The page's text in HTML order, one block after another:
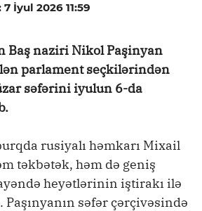
İyul 2026 11:59
Baş naziri Nikol Paşinyan
parlament seçkilərindən
səfərini iyulun 6-da
rusiyalı həmkarı Mixail
təkbətək, həm də geniş
heyətlərinin iştirakı ilə
səfər çərçivəsində